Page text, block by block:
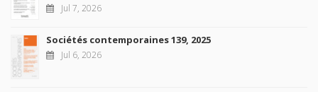
Jul 7, 2026
Sociétés contemporaines 139, 2025
Jul 6, 2026